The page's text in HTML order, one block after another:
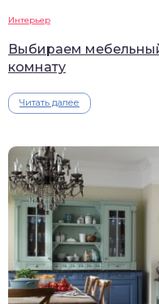
Интерьер
Выбираем
комнату
Читать далее